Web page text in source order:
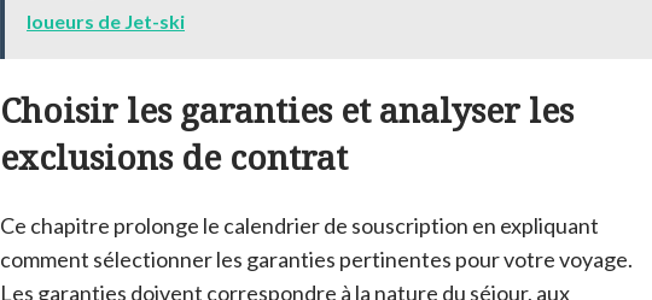
loueurs de Jet-ski
Choisir les garanties et analyser les
exclusions de contrat
Ce chapitre prolonge le calendrier de souscription en expliquant
comment sélectionner les garanties pertinentes pour votre voyage.
Les garanties doivent correspondre à la nature du séjour, aux